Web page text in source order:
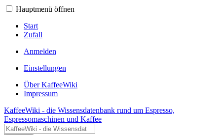
Hauptmenü öffnen
Start
Zufall
Anmelden
Einstellungen
Über KaffeeWiki
Impressum
KaffeeWiki - die Wissensdatenbank rund um Espresso,
Espressomaschinen und Kaffee